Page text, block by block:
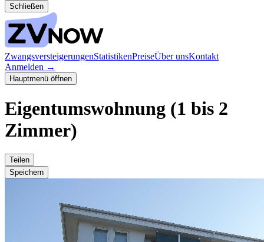
Schließen
ZwangsversteigerungenStatistikenPreiseÜber unsKontakt
Anmelden →
Hauptmenü öffnen
Eigentumswohnung (1 bis 2
Zimmer)
Teilen
Speichern